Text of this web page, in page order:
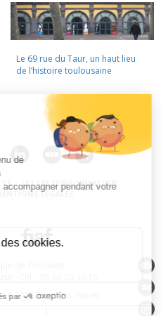
Le 69 rue du Taur, un haut lieu
de l’histoire toulousaine
· LETTRE D'INFORMATION
LÉGALES
de Toulouse
© 2015. Tous droits réservés.